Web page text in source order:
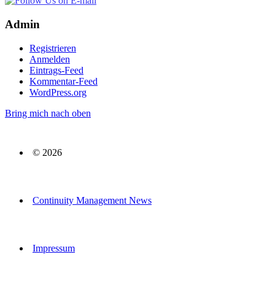
Admin
Registrieren
Anmelden
Eintrags-Feed
Kommentar-Feed
WordPress.org
Bring mich nach oben
© 2026
Continuity Management News
Impressum